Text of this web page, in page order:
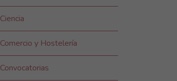
Ciencia
Comercio y Hostelería
Convocatorias